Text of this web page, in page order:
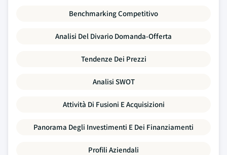
Benchmarking Competitivo
Analisi Del Divario Domanda-Offerta
Tendenze Dei Prezzi
Analisi SWOT
Attività Di Fusioni E Acquisizioni
Panorama Degli Investimenti E Dei Finanziamenti
Profili Aziendali